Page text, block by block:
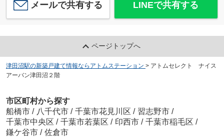
メールで共有する LINEで共有する
ページトップへ
津田沼駅の新築戸建て情報ならアトムステーション > アトムセレクト ナイス
アーバン津田沼２階
市区町村から探す
船橋市 / 八千代市 / 千葉市花見川区 / 習志野市 /
千葉市中央区 / 千葉市若葉区 / 印西市 / 千葉市稲毛区 /
鎌ケ谷市 / 佐倉市